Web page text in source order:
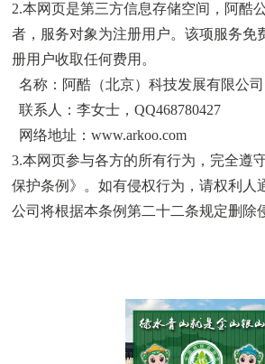
2.本网页是第三方信息存储空间，阿酷
者，服务对象为注册用户。该项服务免
册用户收取任何费用。
名称：阿酷（北京）科技发展有限公司
联系人：李女士，QQ468780427
网络地址： www.arkoo.com
3.本网页参与各方的所有行为，完全遵
保护条例 》。如有侵权行为，请权利人
公司将根据本条例第二十二条规定删除